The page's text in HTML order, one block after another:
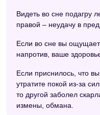
Видеть во сне подагру
правой – неудачу в
Если во сне вы
напротив, ваше
Если приснилось, что
утратите покой из-за
то другой заболел
измены, обмана.